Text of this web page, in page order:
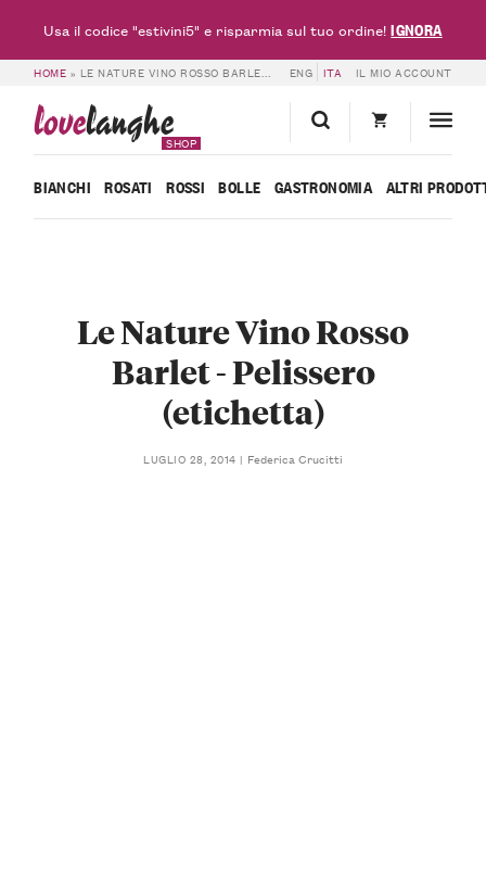
HOME » LE NATURE VINO ROSSO BARLET – PELISSERO (ETICHETTA) ENG ITA IL MIO ACCOUNT
lovelanghe
SHOP
BIANCHI ROSATI ROSSI BOLLE GASTRONOMIA ALTRI
Le Nature Vino Rosso
Barlet - Pelissero
(etichetta)
LUGLIO 28, 2014 Federica Crucitti
Usa il codice "estivini5" e risparmia sul tuo ordine!IGNORA